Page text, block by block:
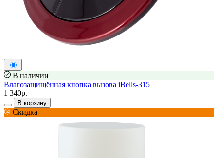
В наличии
Влагозащищённая кнопка вызова iBells-315
1 340р.
В корзину
Скидка